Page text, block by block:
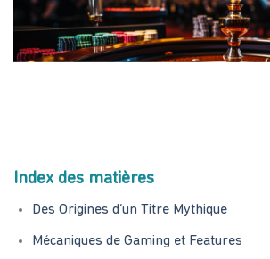
Index des matières
Des Origines d’un Titre Mythique
Mécaniques de Gaming et Features